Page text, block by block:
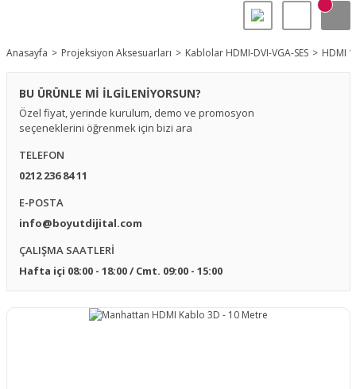
Anasayfa Projeksiyon Aksesuarları Kablolar HDMI-DVI-VGA-SES HDMI
BU ÜRÜNLE Mİ İLGİLENİYORSUN?
Özel fiyat, yerinde kurulum, demo ve promosyon
seçeneklerini öğrenmek için bizi ara
TELEFON
0212 236 84 11
E-POSTA
info@boyutdijital.com
ÇALIŞMA SAATLERİ
Hafta içi 08:00 - 18:00 / Cmt. 09:00 - 15:00